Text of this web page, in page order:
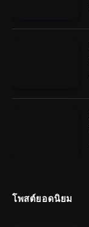
โพสต์ยอดนิยม